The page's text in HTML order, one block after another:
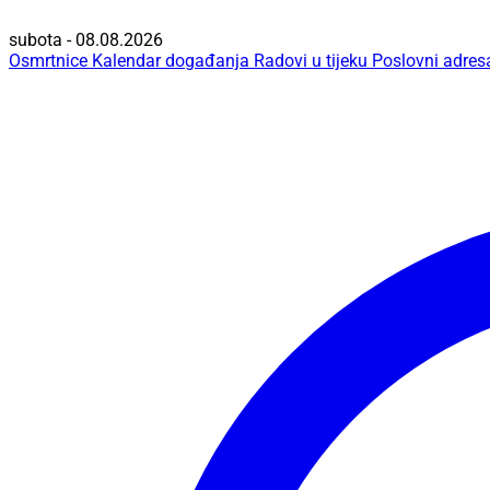
subota - 08.08.2026
Osmrtnice Kalendar događanja Radovi u tijeku Poslovni